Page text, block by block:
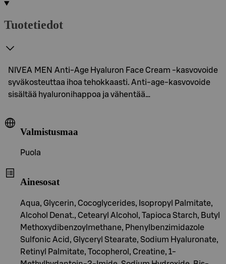
Tuotetiedot
NIVEA MEN Anti-Age Hyaluron Face Cream -kasvovoide
syväkosteuttaa ihoa tehokkaasti. Anti-age-kasvovoide
sisältää hyaluronihappoa ja vähentää…
Valmistusmaa
Puola
Ainesosat
Aqua, Glycerin, Cocoglycerides, Isopropyl Palmitate,
Alcohol Denat., Cetearyl Alcohol, Tapioca Starch, Butyl
Methoxydibenzoylmethane, Phenylbenzimidazole
Sulfonic Acid, Glyceryl Stearate, Sodium Hyaluronate,
Retinyl Palmitate, Tocopherol, Creatine, 1-